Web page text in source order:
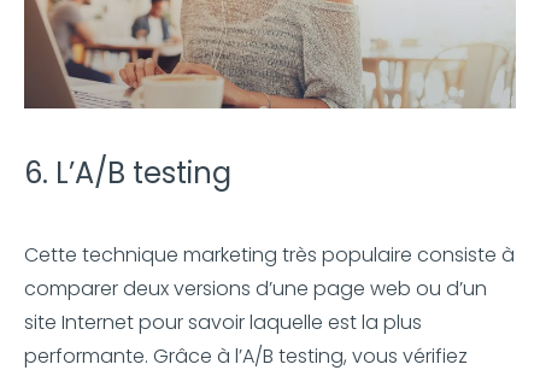
6. L’A/B testing
Cette technique marketing très populaire consiste à
comparer deux versions d’une page web ou d’un
site Internet pour savoir laquelle est la plus
performante. Grâce à l’A/B testing, vous vérifiez